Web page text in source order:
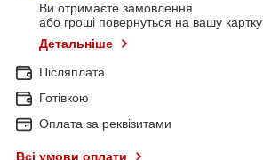
Ви отримаєте замовлення
або гроші повернуться на вашу картку
Детальніше
Післяплата
Готівкою
Оплата за реквізитами
Всі умови оплати